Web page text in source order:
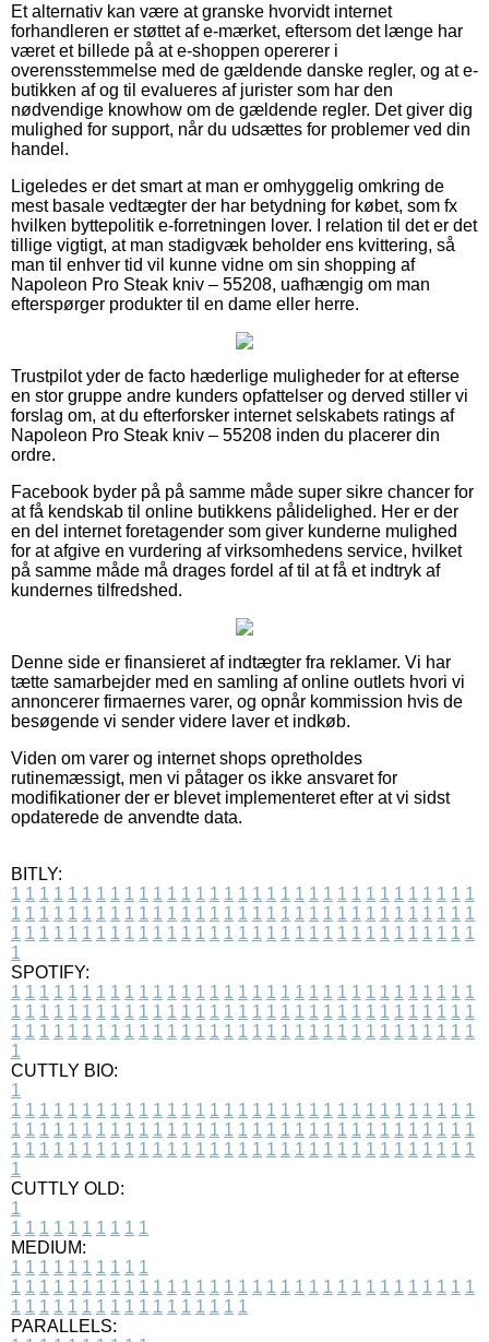
Et alternativ kan være at granske hvorvidt internet
forhandleren er støttet af e-mærket, eftersom det længe har
været et billede på at e-shoppen opererer i
overensstemmelse med de gældende danske regler, og at e-
butikken af og til evalueres af jurister som har den
nødvendige knowhow om de gældende regler. Det giver dig
mulighed for support, når du udsættes for problemer ved din
handel.
Ligeledes er det smart at man er omhyggelig omkring de
mest basale vedtægter der har betydning for købet, som fx
hvilken byttepolitik e-forretningen lover. I relation til det er det
tillige vigtigt, at man stadigvæk beholder ens kvittering, så
man til enhver tid vil kunne vidne om sin shopping af
Napoleon Pro Steak kniv – 55208, uafhængig om man
efterspørger produkter til en dame eller herre.
Trustpilot yder de facto hæderlige muligheder for at efterse
en stor gruppe andre kunders opfattelser og derved stiller vi
forslag om, at du efterforsker internet selskabets ratings af
Napoleon Pro Steak kniv – 55208 inden du placerer din
ordre.
Facebook byder på på samme måde super sikre chancer for
at få kendskab til online butikkens pålidelighed. Her er der
en del internet foretagender som giver kunderne mulighed
for at afgive en vurdering af virksomhedens service, hvilket
på samme måde må drages fordel af til at få et indtryk af
kundernes tilfredshed.
Denne side er finansieret af indtægter fra reklamer. Vi har
tætte samarbejder med en samling af online outlets hvori vi
annoncerer firmaernes varer, og opnår kommission hvis de
besøgende vi sender videre laver et indkøb.
Viden om varer og internet shops opretholdes
rutinemæssigt, men vi påtager os ikke ansvaret for
modifikationer der er blevet implementeret efter at vi sidst
opdaterede de anvendte data.
BITLY:
1 1 1 1 1 1 1 1 1 1 1 1 1 1 1 1 1 1 1 1 1 1 1 1 1 1 1 1 1 1 1 1 1
1 1 1 1 1 1 1 1 1 1 1 1 1 1 1 1 1 1 1 1 1 1 1 1 1 1 1 1 1 1 1 1 1
1 1 1 1 1 1 1 1 1 1 1 1 1 1 1 1 1 1 1 1 1 1 1 1 1 1 1 1 1 1 1 1 1
1
SPOTIFY:
1 1 1 1 1 1 1 1 1 1 1 1 1 1 1 1 1 1 1 1 1 1 1 1 1 1 1 1 1 1 1 1 1
1 1 1 1 1 1 1 1 1 1 1 1 1 1 1 1 1 1 1 1 1 1 1 1 1 1 1 1 1 1 1 1 1
1 1 1 1 1 1 1 1 1 1 1 1 1 1 1 1 1 1 1 1 1 1 1 1 1 1 1 1 1 1 1 1 1
1
CUTTLY BIO:
1
1 1 1 1 1 1 1 1 1 1 1 1 1 1 1 1 1 1 1 1 1 1 1 1 1 1 1 1 1 1 1 1 1
1 1 1 1 1 1 1 1 1 1 1 1 1 1 1 1 1 1 1 1 1 1 1 1 1 1 1 1 1 1 1 1 1
1 1 1 1 1 1 1 1 1 1 1 1 1 1 1 1 1 1 1 1 1 1 1 1 1 1 1 1 1 1 1 1 1
1
CUTTLY OLD:
1
1 1 1 1 1 1 1 1 1 1
MEDIUM:
1 1 1 1 1 1 1 1 1 1
1 1 1 1 1 1 1 1 1 1 1 1 1 1 1 1 1 1 1 1 1 1 1 1 1 1 1 1 1 1 1 1 1
1 1 1 1 1 1 1 1 1 1 1 1 1 1 1 1 1
PARALLELS: